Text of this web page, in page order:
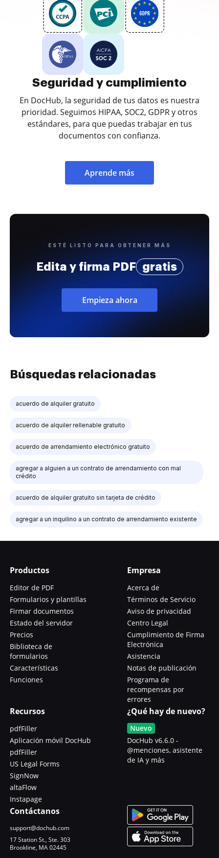
Seguridad y cumplimiento
En DocHub, la seguridad de tus datos es nuestra
prioridad. Seguimos HIPAA, SOC2, GDPR y otros
estándares, para que puedas trabajar en tus
documentos con confianza.
Aprende más
ESTÉ LISTO PARA OBTENER MÁS
Edita y firma PDF gratis
Empieza ahora
Búsquedas relacionadas
acuerdo de alquiler gratuito
acuerdo de alquiler rellenable gratuito
acuerdo de arrendamiento electrónico gratuito
agregar a alguien a un contrato de arrendamiento con mal
crédito
acuerdo de alquiler gratuito sin tarjeta de crédito
agregar a un inquilino a un contrato de arrendamiento existente
Productos
Editor de PDF
Formularios y plantillas
Firmar documentos
Estado del servidor
Precios
Biblioteca de
formularios
Características
Funciones
Empresa
Acerca de
Términos de Servicio
Aviso de privacidad
Centro Legal
Cumplimiento de Firma
Electrónica
Asistencia
Notas de publicación
Programa de
recompensas por
errores
Recursos
pdfFiller
Aplicación móvil DocHub
pdfFiller
US Legal Forms
SignNow
altaFlow
Instapage
¿Qué hay de nuevo?
Nuevo
DocHub v6.6.0 -
@menciones, asistente
de IA y más
Contáctanos
support@dochub.com
17 Station St., Ste. 303
Brookline, MA 02445